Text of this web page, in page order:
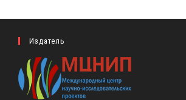
Издатель